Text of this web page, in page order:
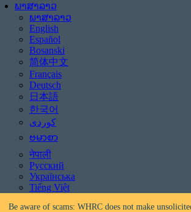
ພາສາລາວ
ພາສາລາວ
English
Español
Bosanski
简体中文
Français
Deutsch
日本語
한국어
ဗမာစာ
नेपाली
Русский
Українська
Tiếng Việt
ປະເຊີນກັບການຖືກຍຶດ?
Be aware of scams: WHRC does not make